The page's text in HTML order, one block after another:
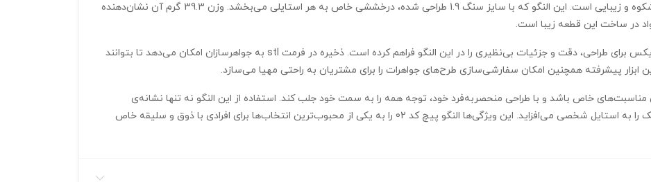
با طراحی جذاب و زرق و برق فراوان، نمادی از شکوه و زیبایی است. این النگو که با سایز سنگ 1.9 طراحی شده، درخششی خاص به هر استایلی می‌بخشد. وزن 39.3 گرم آن نشان‌دهنده
در ساخت این قطعه زیبا است.
ضخامت 30 میکرون و استفاده از نرم‌افزار متریکس برای طراحی، دقت و جزئیات بی‌نظیری را در این النگو فراهم کرده است. ذخیره در فرمت stl به جواهرسازان امکان می‌دهد تا بتوانند
این ابزار پیشرفته همچنین امکان سفارشی‌سازی طرح‌های جواهرات را برای مشتریان به راحتی مهیا می‌سازد.
مناسبت‌های خاص باشد و با طراحی منحصربه‌فرد خود، توجه همه را به سمت خود جلب کند. استفاده از این النگو نه تنها نشانه‌ی
سلیقه‌ی خوب است بلکه جلوه‌ای لوکس و شیک را به استایل شخصی می‌افزاید. این ویژگی‌ها النگو پیچ کد 02 را به یکی از محبوب‌ترین انتخاب‌ها برای افرادی با ذوق و سلیقه خاص